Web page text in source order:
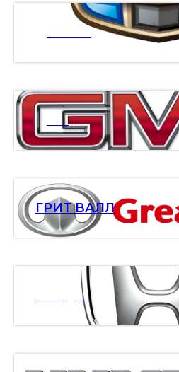
ДЖИЛИ
ДМС
ГРИТ ВАЛЛ
ХОНДА